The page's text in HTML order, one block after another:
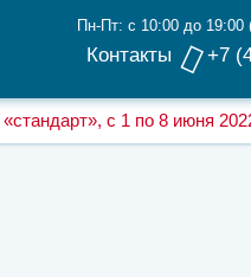
Контакты
Пн-Пт: с 10:00 до
+7
с 1 по 8 июня